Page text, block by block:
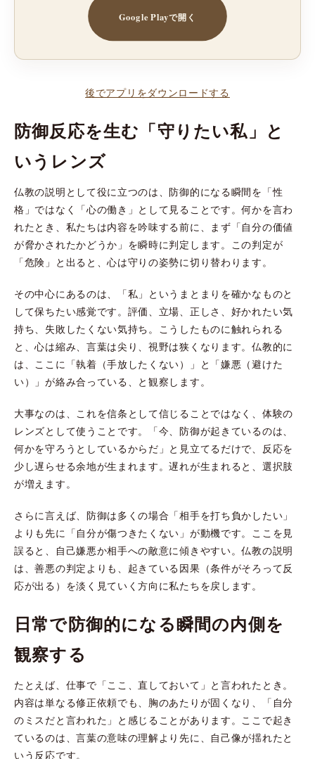
Google Playで開く
後でアプリをダウンロードする
防御反応を生む「守りたい私」と
いうレンズ
仏教の説明として役に立つのは、防御的になる瞬間を「性
格」ではなく「心の働き」として見ることです。何かを言わ
れたとき、私たちは内容を吟味する前に、まず「自分の価値
が脅かされたかどうか」を瞬時に判定します。この判定が
「危険」と出ると、心は守りの姿勢に切り替わります。
その中心にあるのは、「私」というまとまりを確かなものと
して保ちたい感覚です。評価、立場、正しさ、好かれたい気
持ち、失敗したくない気持ち。こうしたものに触れられる
と、心は縮み、言葉は尖り、視野は狭くなります。仏教的に
は、ここに「執着（手放したくない）」と「嫌悪（避けた
い）」が絡み合っている、と観察します。
大事なのは、これを信条として信じることではなく、体験の
レンズとして使うことです。「今、防御が起きているのは、
何かを守ろうとしているからだ」と見立てるだけで、反応を
少し遅らせる余地が生まれます。遅れが生まれると、選択肢
が増えます。
さらに言えば、防御は多くの場合「相手を打ち負かしたい」
よりも先に「自分が傷つきたくない」が動機です。ここを見
誤ると、自己嫌悪か相手への敵意に傾きやすい。仏教の説明
は、善悪の判定よりも、起きている因果（条件がそろって反
応が出る）を淡く見ていく方向に私たちを戻します。
日常で防御的になる瞬間の内側を
観察する
たとえば、仕事で「ここ、直しておいて」と言われたとき。
内容は単なる修正依頼でも、胸のあたりが固くなり、「自分
のミスだと言われた」と感じることがあります。ここで起き
ているのは、言葉の意味の理解より先に、自己像が揺れたと
いう反応です。